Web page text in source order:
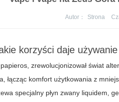
Autor： Strona
korzyści daje
zrewolucjonizował świat
łącząc komfort użytkowania z
specjalny płyn zwany liquidem,